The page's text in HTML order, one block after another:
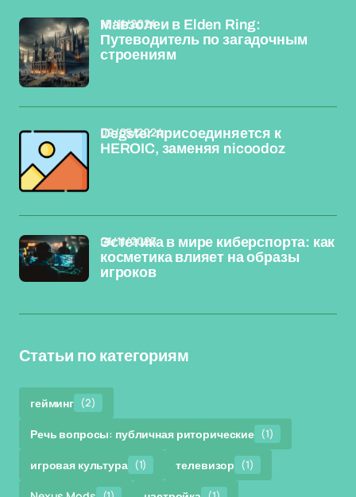
Мавзолеи в Elden Ring:
Путеводитель по загадочным
строениям
10/11/2024
Degster присоединяется к
HEROIC, заменяя nicoodoz
09/05/2024
Эстетика в мире киберспорта: как
косметика влияет на образы
игроков
01/11/2023
Статьи по категориям
гейминг (2)
Речь вопросы: публичная риторические (1)
игровая культура (1) телевизор (1)